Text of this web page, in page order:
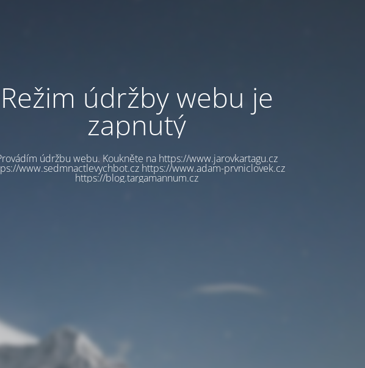
Režim údržby webu je
zapnutý
údržbu webu. Koukněte na https://www.jarovkartagu.cz
www.sedmnactlevychbot.cz https://www.adam-prvniclovek.cz
https://blog.targamannum.cz